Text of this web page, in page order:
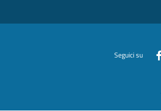
Seguici su